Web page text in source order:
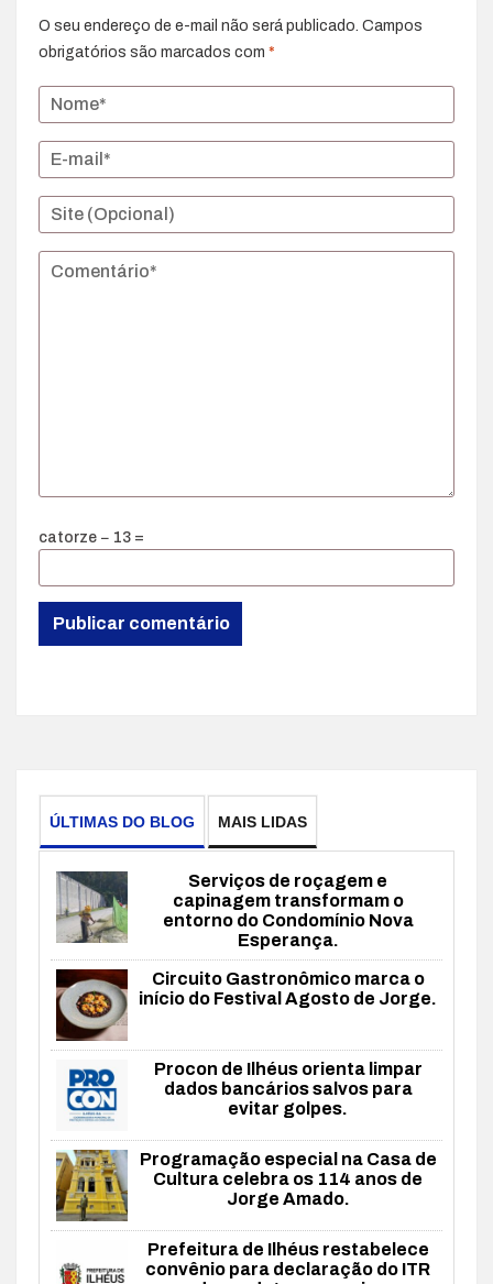
O seu endereço de e-mail não será publicado. Campos
obrigatórios são marcados com *
catorze − 13 =
ÚLTIMAS DO BLOG MAIS LIDAS
Serviços de roçagem e
capinagem transformam o
entorno do Condomínio Nova
Esperança.
Circuito Gastronômico marca o
início do Festival Agosto de Jorge.
Procon de Ilhéus orienta limpar
dados bancários salvos para
evitar golpes.
Programação especial na Casa de
Cultura celebra os 114 anos de
Jorge Amado.
Prefeitura de Ilhéus restabelece
convênio para declaração do ITR